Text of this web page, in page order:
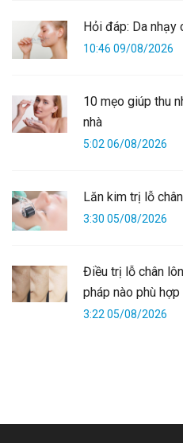
Hỏi đáp: Da
10:46 09/08/2026
10 mẹo giúp thu
nhà
5:02 06/08/2026
Lăn kim trị lỗ
3:30 05/08/2026
Điều trị lỗ chân
pháp nào phù
3:22 05/08/2026